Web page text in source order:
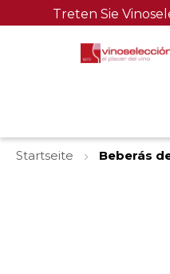
Treten Sie
Startseite
Beberás